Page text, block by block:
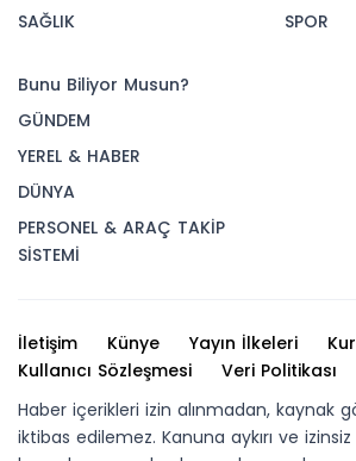
SAĞLIK
SPOR
Bunu Biliyor Musun?
GÜNDEM
YEREL & HABER
DÜNYA
PERSONEL & ARAÇ TAKİP
SİSTEMİ
İletişim Künye Yayın İlkeleri
Kullanıcı Sözleşmesi
Veri Politikası
Haber içerikleri izin alınmadan, kaynak
iktibas edilemez. Kanuna aykırı ve